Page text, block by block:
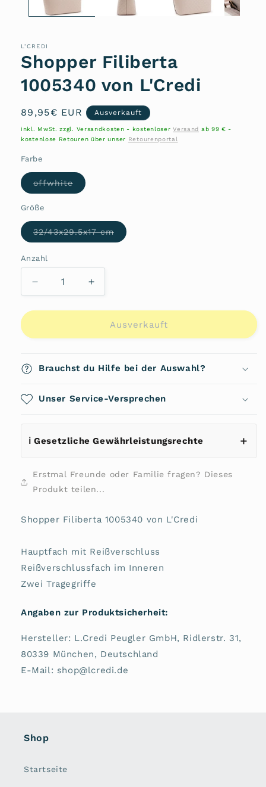
L'CREDI
Shopper Filiberta
1005340 von L'Credi
Normaler
Preis
89,95€ EUR Ausverkauft
inkl. MwSt. zzgl. Versandkosten - kostenloserVersand ab 99 € -
kostenlose Retouren über unser Retourenportal
Farbe
offwhiteVariante
ausverkauft
Größe
32/43x29.5x17 cmVariante
ausverkauft
Anzahl
Anzahl
Verringere
die
Menge
Shopper
1005340
von
Erhöhe
die
Menge
Shopper
1005340
von
Ausverkauft
Brauchst du Hilfe bei der Auswahl?
Unser Service-Versprechen
ℹ️ Gesetzliche Gewährleistungsrechte
Erstmal Freunde oder Familie fragen? Dieses
Produkt teilen...
Shopper Filiberta 1005340 von L'Credi
Hauptfach mit Reißverschluss
Reißverschlussfach im Inneren
Zwei Tragegriffe
Angaben zur Produktsicherheit:
Hersteller: L.Credi Peugler GmbH, Ridlerstr. 31,
80339 München, Deutschland
E-Mail: shop@lcredi.de
Shop
Startseite